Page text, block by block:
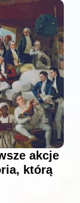
akcje
którą